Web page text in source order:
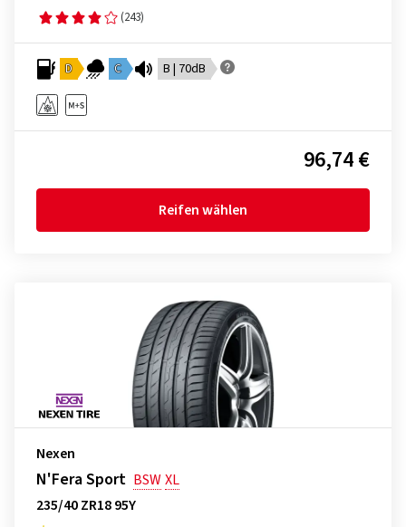
(243)
D C B | 70dB
96,74 €
Reifen wählen
Nexen
N'Fera Sport BSWXL
235/40 ZR18 95Y